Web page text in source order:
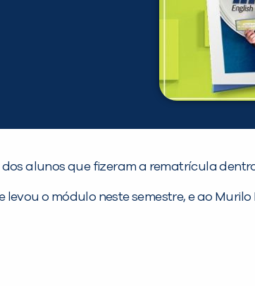
alunos que fizeram a rematrícula
o módulo neste semestre, e ao